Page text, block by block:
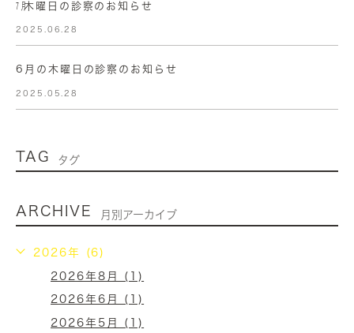
㋆木曜日の診察のお知らせ
2025.06.28
6月の木曜日の診察のお知らせ
2025.05.28
TAG タグ
ARCHIVE 月別アーカイブ
2026年 (6)
2026年8月 (1)
2026年6月 (1)
2026年5月 (1)